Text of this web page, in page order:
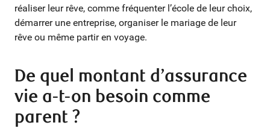
réaliser leur rêve, comme fréquenter l’école de leur choix,
démarrer une entreprise, organiser le mariage de leur
rêve ou même partir en voyage.
De quel montant d’assurance
vie a-t-on besoin comme
parent ?